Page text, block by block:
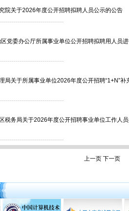
院关于2026年度公开招聘拟聘人员公示的公告
党委办公厅所属事业单位公开招聘拟聘用人员
局关于所属事业单位2026年度公开招聘“1+N”补
税务局关于2026年度公开招聘事业单位工作人
上一页 下一页